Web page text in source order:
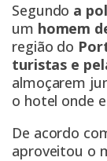
Segundo a
um homem
região do
turistas e
almoçarem
o hotel onde
De acordo
aproveitou o